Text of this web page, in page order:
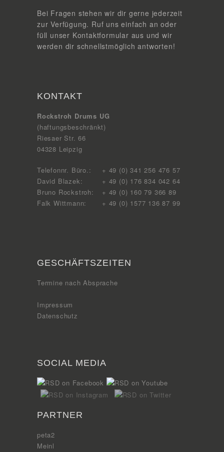
Bei Fragen stehen wir dir gerne jederzeit
zur Verfügung. Ruf uns einfach an oder
füll unser Kontaktformular aus und wir
werden dir schnellstmöglich antworten!
KONTAKT
Rockstroh Drums UG
(haftungsbeschränkt)
Riesaer Str. 66
04328 Leipzig
Telefonnr. Büro.:
David Blazek:
Bruno Rockstroh:
Falk Wittmann:
+ 49 (0) 341 256 476 57
+ 49 (0) 176 834 042 64
+ 49 (0) 160 79 366 89
+ 49 (0) 1577 136 87 99
GESCHÄFTSZEITEN
Termine nach Absprache
Impressum
Datenschutz
SOCIAL MEDIA
PARTNER
peta2
Meinl